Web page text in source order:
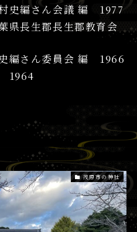
史編さん会議 編 1977
県長生郡長生郡教育会
史編さん委員会 編 1966
1964
茂原市の神社